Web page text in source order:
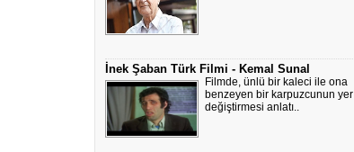
İnek Şaban Türk Filmi - Kemal Sunal
Filmde, ünlü bir kaleci ile ona
benzeyen bir karpuzcunun yer
değiştirmesi anlatı..